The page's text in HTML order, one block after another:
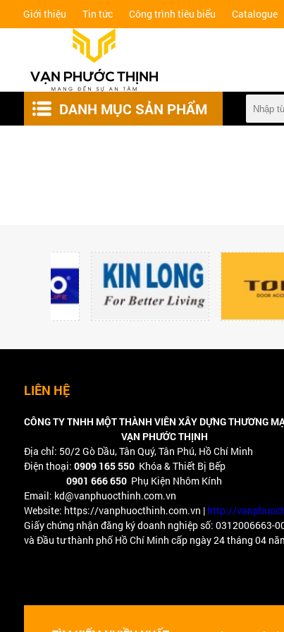
Giới thiệu Tin tức Công trình tiêu biểu Catalogue
DANH MỤC SẢN PHẨM
PHỤ KIỆN THÔNG MINH
PHỤ KIỆN NHÔM KÍNH
MÁY RỬA CHÉN
LÒ NƯỚNG - LÒ VI SÓNG
CHẬU RỬA CHÉN BÁT
VÒI RỬA CHÉN BÁT
MÁY LỌC NƯỚC
ĐỒ GIA DỤNG
LIÊN HỆ
CÔNG TY TNHH MỘT THÀNH VIÊN XÂY DỰNG THƯƠNG
VẠN PHƯỚC THỊNH
Địa chỉ: 50/2 Gò Dầu, Tân Quý, Tân Phú, Hồ Chí Minh
Điện thoại: 0909 165 550Khóa & Thiết Bị Bếp
0901 666 650Phụ Kiện Nhôm Kính
Email: kd@vanphuocthinh.com.vn
Website: https://vanphuocthinh.com.vn | http://
Giấy chứng nhận đăng ký doanh nghiệp số: 0312006663-
và Đầu tư thành phố Hồ Chí Minh cấp ngày 24 tháng 04